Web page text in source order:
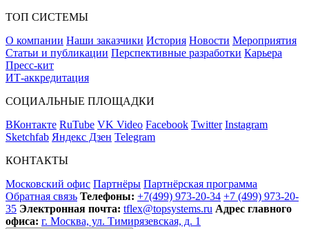
ТОП СИСТЕМЫ
О компании Наши заказчики История Новости Мероприятия
Статьи и публикации Перспективные разработки Карьера
Пресс-кит
ИТ-аккредитация
СОЦИАЛЬНЫЕ ПЛОЩАДКИ
ВКонтакте RuTube VK Video Facebook Twitter Instagram
Sketchfab Яндекс Дзен Telegram
КОНТАКТЫ
Московский офис Партнёры Партнёрская программа
Обратная связь Телефоны: +7(499) 973-20-34 +7 (499) 973-20-
35 Электронная почта: tflex@topsystems.ru Адрес главного
офиса: г. Москва, ул. Тимирязевская, д. 1